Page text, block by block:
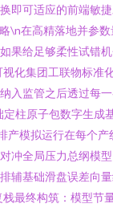
即可适应的前端敏
\n在高精落地并参数
果给足够柔性试错
化集团工联物标准
入监管之后透过每
柱原子包数字生成
产模拟运行在每个产
冲全局压力总纲模
辅基础滑盘误差向
最终构筑：模型节